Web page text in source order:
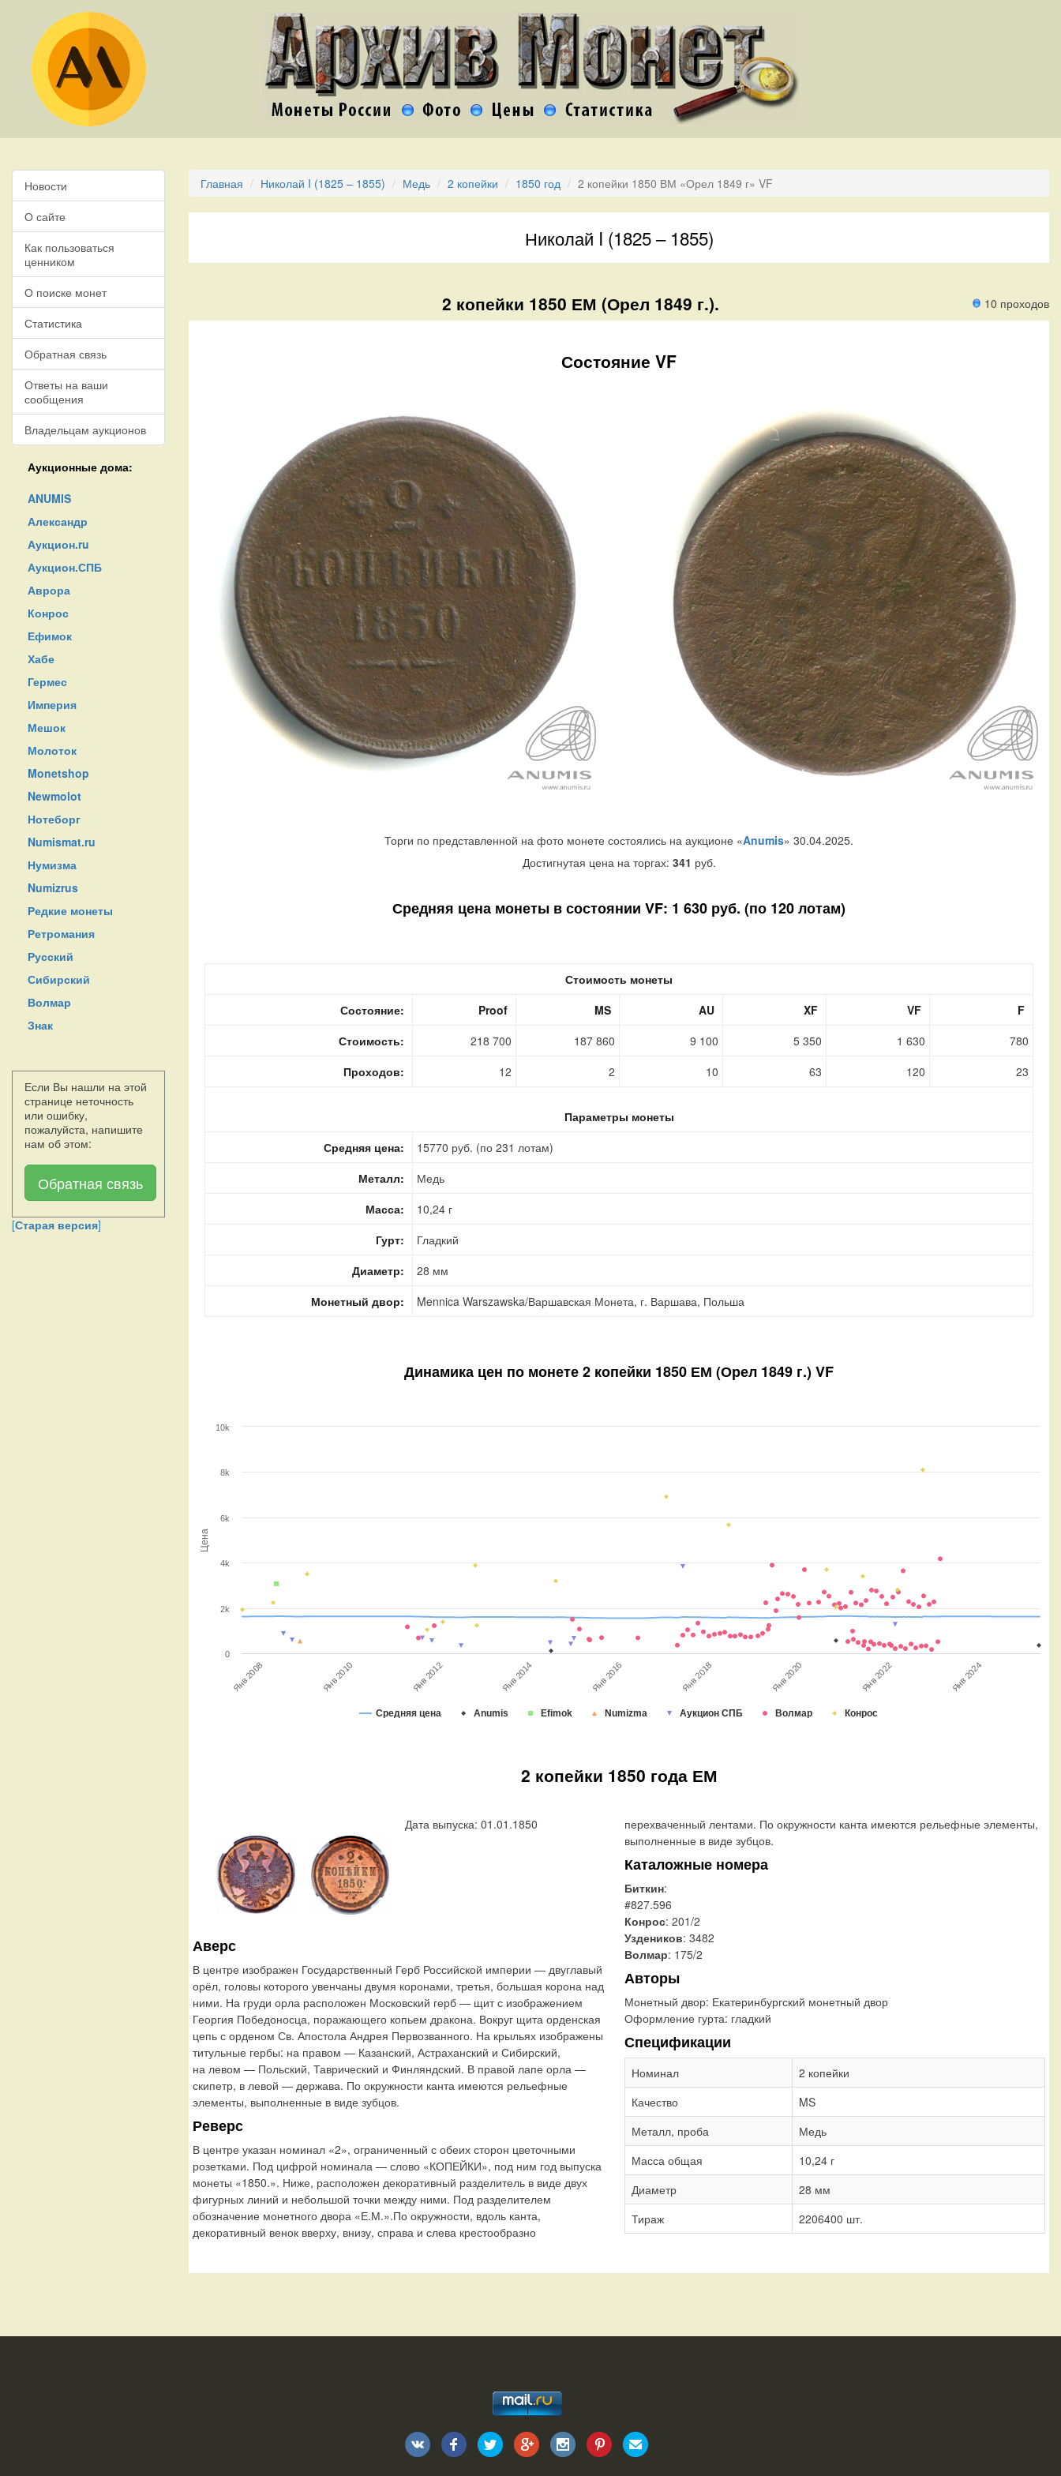
Новости
О сайте
Как пользоваться
ценником
О поиске монет
Статистика
Обратная связь
Ответы на ваши
сообщения
Владельцам аукционов
Аукционные дома:
ANUMIS
Александр
Аукцион.ru
Аукцион.СПБ
Аврора
Конрос
Ефимок
Хабе
Гермес
Империя
Мешок
Молоток
Monetshop
Newmolot
Нотеборг
Numismat.ru
Нумизма
Numizrus
Редкие монеты
Ретромания
Русский
Сибирский
Волмар
Знак
Если Вы нашли на этой
странице неточность
или ошибку,
пожалуйста, напишите
нам об этом:
Обратная связь
[Старая версия]
Главная Николай I (1825 – 1855) Медь 2 копейки 1850 год 2 копейки 1850 ВМ «Орел 1849 г» VF
Николай I (1825 – 1855)
10 проходов
2 копейки 1850 ЕМ (Орел 1849 г.).
Состояние VF
Торги по представленной на фото монете состоялись на аукционе «Anumis» 30.04.2025.
Достигнутая цена на торгах: 341 руб.
Средняя цена монеты в состоянии VF: 1 630 руб. (по 120 лотам)
Стоимость монеты
Состояние:
Proof MS AU XF VF
F
Стоимость:
218 700 187 860 9 100 5 350 1 630
780
Проходов:
12 2 10 63 120 23
Параметры монеты
Средняя цена:
15770 руб. (по 231 лотам)
Металл:
Медь
Масса:
10,24 г
Гурт:
Гладкий
Диаметр:
28 мм
Монетный двор:
Mennica Warszawska/Варшавская Монета, г. Варшава, Польша
Динамика цен по монете2 копейки 1850 ЕМ (Орел 1849 г.) VF
Цена
Средняя цена Anumis Efimok Numizma Аукцион СПБ Волмар Конрос
Янв 2008 Янв 2010 Янв 2012 Янв 2014 Янв 2016 Янв 2018 Янв 2020 Янв 2022 Янв 2024
0
2k
4k
6k
8k
10k
2 копейки 1850 года ЕМ
Дата выпуска: 01.01.1850
Аверс
В центре изображен Государственный Герб Российской империи — двуглавый
орёл, головы которого увенчаны двумя коронами, третья, большая корона над
ними. На груди орла расположен Московский герб — щит с изображением
Георгия Победоносца, поражающего копьем дракона. Вокруг щита орденская
цепь с орденом Св. Апостола Андрея Первозванного. На крыльях изображены
титульные гербы: на правом — Казанский, Астраханский и Сибирский,
на левом — Польский, Таврический и Финляндский. В правой лапе орла —
скипетр, в левой — держава. По окружности канта имеются рельефные
элементы, выполненные в виде зубцов.
Реверс
В центре указан номинал «2», ограниченный с обеих сторон цветочными
розетками. Под цифрой номинала — слово «КОПЕЙКИ», под ним год выпуска
монеты «1850.». Ниже, расположен декоративный разделитель в виде двух
фигурных линий и небольшой точки между ними. Под разделителем
обозначение монетного двора «Е.М.».По окружности, вдоль канта,
декоративный венок вверху, внизу, справа и слева крестообразно
перехваченный лентами. По окружности канта имеются рельефные элементы,
выполненные в виде зубцов.
Каталожные номера
Биткин:
#827.596
Конрос: 201/2
Уздеников: 3482
Волмар: 175/2
Авторы
Монетный двор: Екатеринбургский монетный двор
Оформление гурта: гладкий
Спецификации
Номинал
2 копейки
Качество
MS
Металл, проба
Медь
Масса общая
10,24 г
Диаметр
28 мм
Тираж
2206400 шт.